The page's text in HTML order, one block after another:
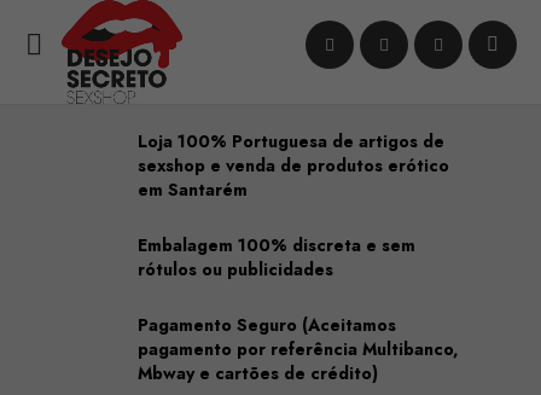

Loja 100% Portuguesa de artigos de
sexshop e venda de produtos erótico
em Santarém
Embalagem 100% discreta e sem
rótulos ou publicidades
Pagamento Seguro (Aceitamos
pagamento por referência Multibanco,
Mbway e cartões de crédito)